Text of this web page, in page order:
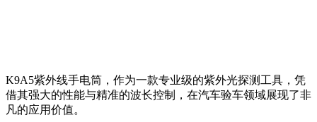
K9A5紫外线手电筒，作为一款专业级的紫外光探测工具，凭
借其强大的性能与精准的波长控制，在汽车验车领域展现了非
凡的应用价值。